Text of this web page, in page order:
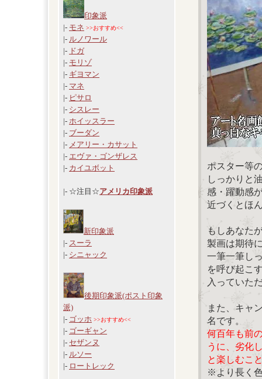
印象派
|- モネ >>おすすめ<<
|- ルノワール
|- ドガ
|- モリゾ
|- ギヨマン
|- マネ
|- ピサロ
|- シスレー
|- ホイッスラー
|- ブーダン
|- メアリー・カサット
|- エヴァ・ゴンザレス
|- カイユボット
|- ☆注目☆アメリカ印象派
新印象派
|- スーラ
|- シニャック
後期印象派(ポスト印象
派)
|- ゴッホ >>おすすめ<<
|- ゴーギャン
|- セザンヌ
|- ルソー
|- ロートレック
ポスター等
しっかりと
感・躍動感
近づくとほ
もしあなた
製画は期待
一筆一筆し
を呼び起こ
入っていた
また、キャ
名です。
何百年も前
うに、劣化
と楽しむこ
※より長く